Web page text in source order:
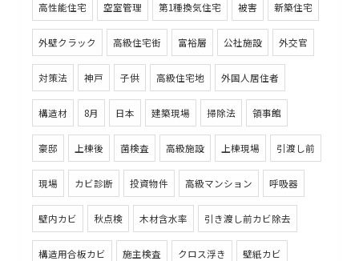
高性能住宅 空室管理 第1種換気住宅 被害 新築住宅
外壁クラック 高級住宅街 富裕層 公社施設 外交官
対策法 神戸 子供 高級住宅地 外国人居住者
構造材 8月 日本 建築現場 掃除法 領事館
豪邸 上棟後 菌検査 高級施設 上棟現場 引渡し前
現場 カビ診断 投資物件 高級マンション 呼吸器
壁内カビ 秋点検 木材含水率 引き渡し前カビ除去
構造用合板カビ 施主検査 クロス浮き 壁紙カビ